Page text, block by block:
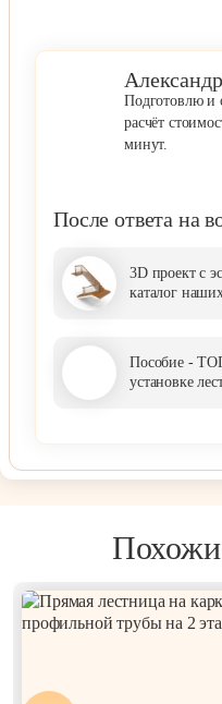
Подготовлю и
расчёт
минут.
После ответа на
3D проект с
каталог
Пособие -
установке